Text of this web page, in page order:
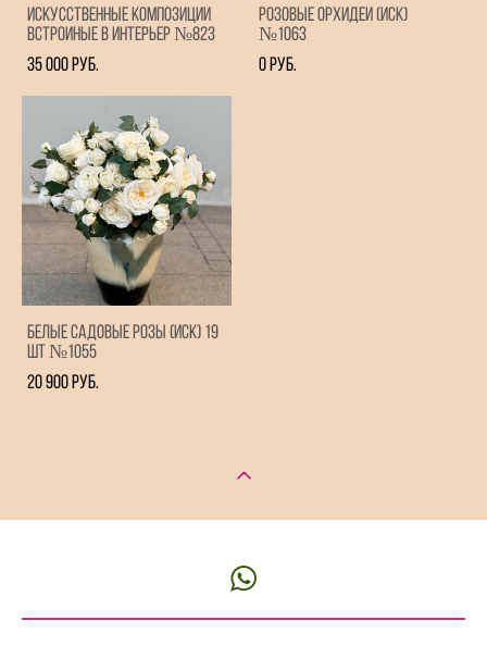
Искусственные композиции
встроиные в интерьер №823
35 000 pуб.
Розовые орхидеи (иск)
№1063
0 pуб.
Белые садовые розы (иск) 19
шт №1055
20 900 pуб.